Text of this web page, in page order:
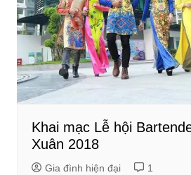
Khai mạc Lễ hội
Xuân 2018
Gia đình hiện đại 1